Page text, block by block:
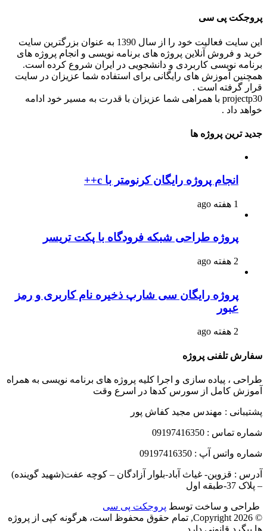
پروجکت پی سی
این سایت فعالیت خود را از سال 1390 به عنوان بزرگترین سایت
خرید و فروش آنلاین پروژه های برنامه نویسی و انجام پروژه های
برنامه نویسی کاربردی و دانشجویی در ایران شروع کرده است.
همچنین آموزش های رایگانی برای استفاده شما عزیزان در سایت
قرار گرفته است .
projectp30 با همراهی شما عزیزان با قدرت به مسیر خود ادامه
خواهد داد .
جدید ترین پروژه ها
انجام پروژه رایگان کرنومتر با c++
1 هفته ago
پروژه طراحی شبکه فرودگاه با پکت تریسر
2 هفته ago
پروژه رایگان سی شارپ ذخیره نام کاربری و رمز
عبور
2 هفته ago
سفارش تلفنی پروژه
طراحی ، پیاده سازی و اجرا کلیه پروژه های برنامه نویسی به همراه
آموزش کامل از سورس کدها در اسرع وقت
پشتیبانی : مهندس مجید کفاش پور
شماره تماس : 09197416350
شماره واتس آپ : 09197416350
آدرس : قزوین- غیاث آباد-بلوار آزادگان – کوچه عفت(شهید گوینده)
– پلاک 37-طبقه اول
طراحی و ساخت توسط پروجکت پی سی
© Copyright 2026, تمام حقوق محفوظ است، هرگونه کپی از پروژه
ها پیگرد قانونی دارد.